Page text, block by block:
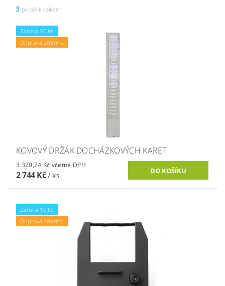
3 položek celkem
Záruka 10 let
Doprava zdarma
KOVOVÝ DRŽÁK DOCHÁZKOVÝCH KARET
3 320,24 Kč včetně DPH
2 744 Kč/ ks
Záruka 10 let
Doprava zdarma